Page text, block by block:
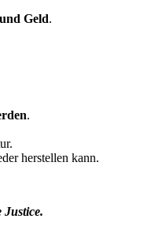
Geld.
.
herstellen kann.
Justice.